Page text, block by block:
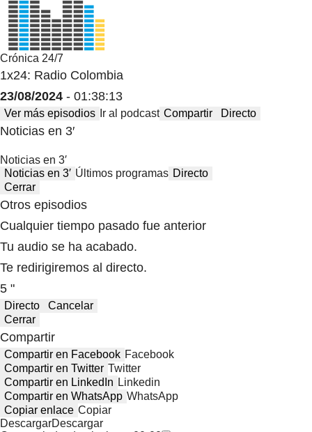
Crónica 24/7
1x24: Radio Colombia
23/08/2024 - 01:38:13
Ver más episodios Ir al podcast Compartir Directo
Noticias en 3′
Noticias en 3′
Noticias en 3′ Últimos programas Directo
Cerrar
Otros episodios
Cualquier tiempo pasado fue anterior
Tu audio se ha acabado.
Te redirigiremos al directo.
5 "
Directo
Cancelar
Cerrar
Compartir
Compartir en Facebook Facebook
Compartir en Twitter Twitter
Compartir en LinkedIn Linkedin
Compartir en WhatsApp WhatsApp
Copiar enlace Copiar
DescargarDescargar